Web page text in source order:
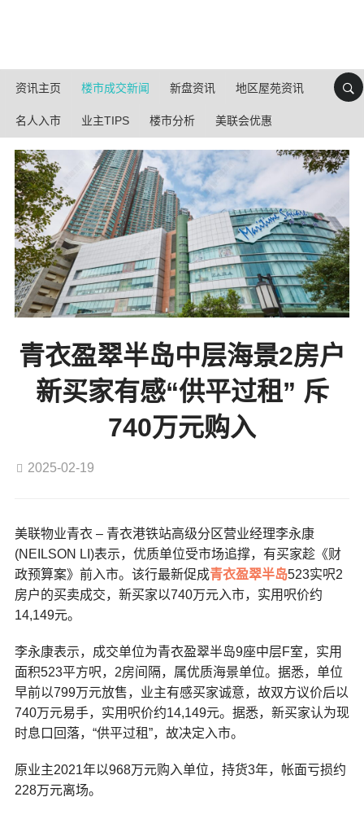
资讯主页 楼市成交新闻 新盘资讯 地区屋苑资讯
名人入市 业主TIPS 楼市分析 美联会优惠
青衣盈翠半岛中层海景2房户
新买家有感“供平过租” 斥
740万元购入
2025-02-19
美联物业青衣 – 青衣港铁站高级分区营业经理李永康
(NEILSON LI)表示，优质单位受市场追撑，有买家趁《财
政预算案》前入市。该行最新促成青衣盈翠半岛523实呎2
房户的买卖成交，新买家以740万元入市，实用呎价约
14,149元。
李永康表示，成交单位为青衣盈翠半岛9座中层F室，实用
面积523平方呎，2房间隔，属优质海景单位。据悉，单位
早前以799万元放售，业主有感买家诚意，故双方议价后以
740万元易手，实用呎价约14,149元。据悉，新买家认为现
时息口回落，“供平过租”，故决定入市。
原业主2021年以968万元购入单位，持货3年，帐面亏损约
228万元离场。